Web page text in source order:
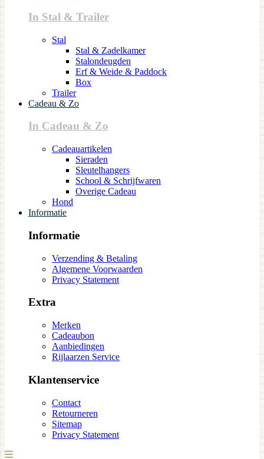
In Stal & Trailer
Stal
Stal & Zadelkamer
Stalondeugden
Erf & Weide & Paddock
Box
Trailer
Cadeau & Zo
In Cadeau & Zo
Cadeauartikelen
Sieraden
Sleutelhangers
School & Schrijfwaren
Overige Cadeau
Hond
Informatie
Informatie
Verzending & Betaling
Algemene Voorwaarden
Privacy Statement
Extra
Merken
Cadeaubon
Aanbiedingen
Rijlaarzen Service
Klantenservice
Contact
Retourneren
Sitemap
Privacy Statement